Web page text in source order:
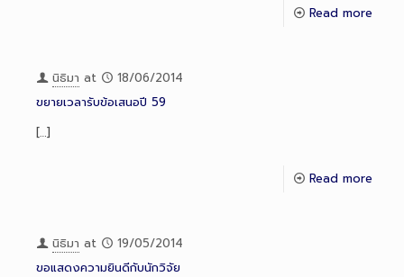
Read more
นิธิมา at
18/06/2014
ขยายเวลารับข้อเสนอปี 59
[…]
Read more
นิธิมา at
19/05/2014
ขอแสดงความยินดีกับนักวิจัย